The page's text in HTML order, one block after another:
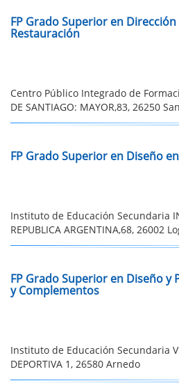
FP Grado Superior en
Restauración
Centro Público Integrado de
DE SANTIAGO: MAYOR,83, 26250
FP Grado Superior en Diseño
Instituto de Educación Secundaria
REPUBLICA ARGENTINA,68, 26002
FP Grado Superior en Diseño y
y Complementos
Instituto de Educación Secundaria
DEPORTIVA 1, 26580 Arnedo